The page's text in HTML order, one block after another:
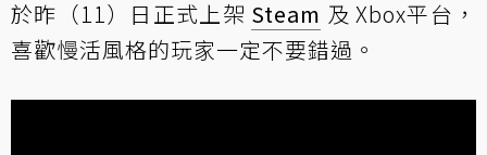
於昨（11）日正式上架 Steam 及 Xbox平台，
喜歡慢活風格的玩家一定不要錯過。